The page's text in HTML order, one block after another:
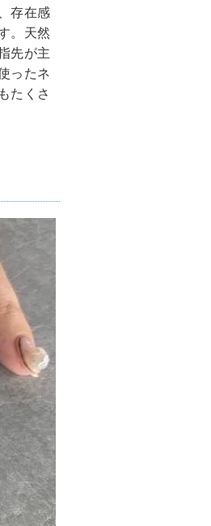
存在感
。天然
先が主
ったネ
たくさ